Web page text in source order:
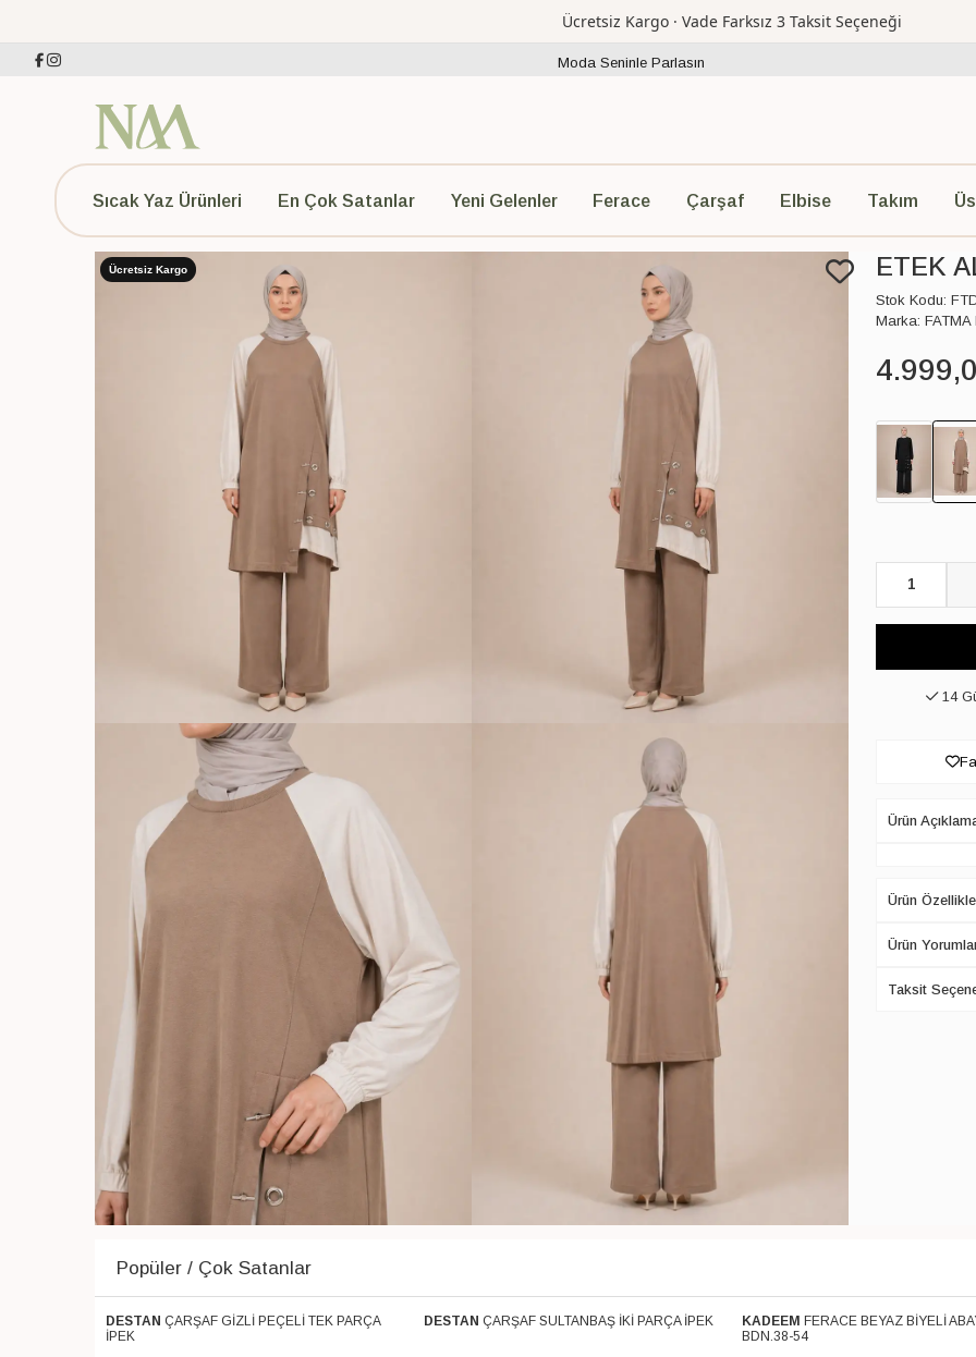
Ücretsiz Kargo · Vade Farksız 3 Taksit Seçeneği
Moda Seninle Parlasın
Sıcak Yaz Ürünleri En Çok Satanlar Yeni Gelenler Ferace Çarşaf Elbise Takım
Ücretsiz Kargo ETEK
Stok Kodu:
Marka: FATMA
4.999,
1
14
Ürün
Ürün
Ürün
Taksit
Popüler / Çok Satanlar
Ücretsiz Kargo
DESTAN ÇARŞAF GİZLİ PEÇELİ TEK PARÇA
İPEK
Ücretsiz Kargo
DESTAN ÇARŞAF SULTANBAŞ İKİ PARÇA İPEK Ücretsiz Kargo
KADEEM FERACE BEYAZ BİYELİ
BDN.38-54